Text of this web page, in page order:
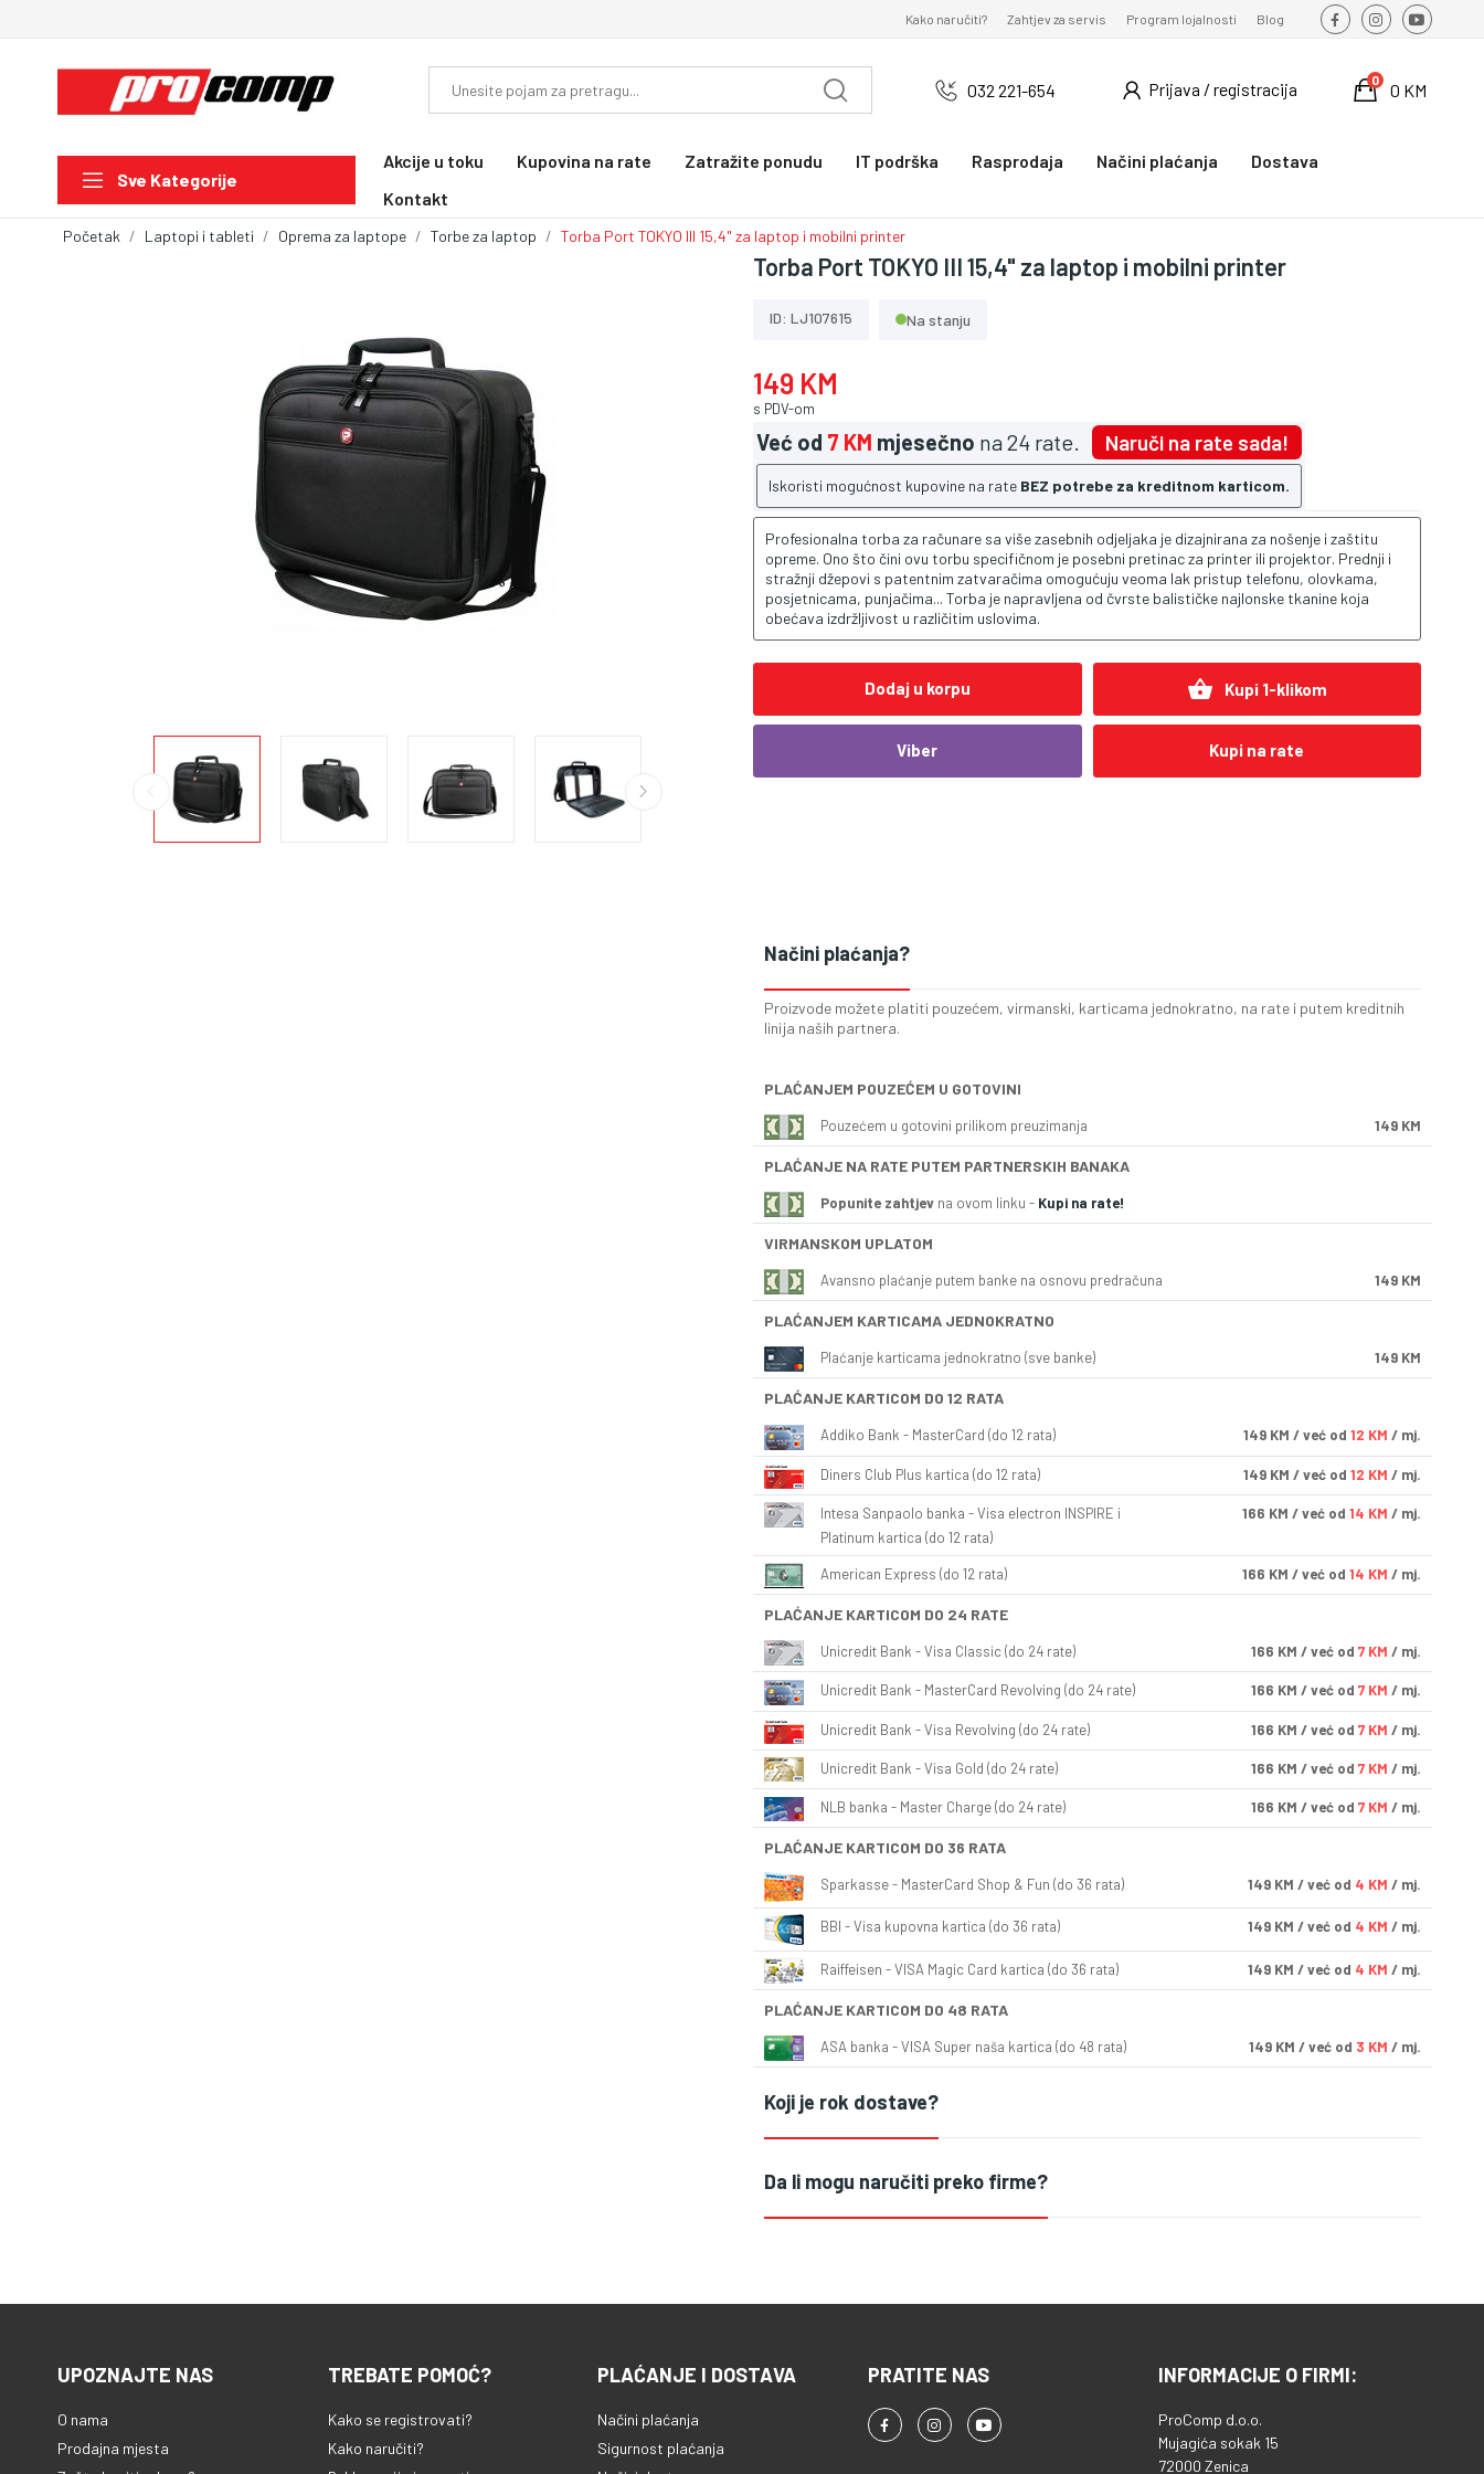
Kako naručiti? Zahtjev za servis Program lojalnosti Blog
032 221-654 Prijava / registracija 0 KM
0
Sve Kategorije
Akcije u toku Kupovina na rate Zatražite ponudu IT podrška Rasprodaja Načini plaćanja
Dostava
Kontakt
Početak Laptopi i tableti Oprema za laptope Torbe za laptop Torba Port TOKYO III 15,4" za laptop i mobilni printer
Torba Port TOKYO III 15,4" za laptop i mobilni printer
ID: LJ107615 Na stanju
149 KM
s PDV-om
Već od 7 KM mjesečno na 24 rate. Naruči na rate sada!
Iskoristi mogućnost kupovine na rate BEZ potrebe za kreditnom karticom.
Profesionalna torba za računare sa više zasebnih odjeljaka je dizajnirana za nošenje i zaštitu
opreme. Ono što čini ovu torbu specifičnom je posebni pretinac za printer ili projektor. Prednji i
stražnji džepovi s patentnim zatvaračima omogućuju veoma lak pristup telefonu, olovkama,
posjetnicama, punjačima... Torba je napravljena od čvrste balističke najlonske tkanine koja
obećava izdržljivost u različitim uslovima.
Dodaj u korpu shopping_basket Kupi 1-klikom
Viber Kupi na rate
Načini plaćanja?
Proizvode možete platiti pouzećem, virmanski, karticama jednokratno, na rate i putem kreditnih
linija naših partnera.
PLAĆANJEM POUZEĆEM U GOTOVINI
Pouzećem u gotovini prilikom preuzimanja 149 KM
PLAĆANJE NA RATE PUTEM PARTNERSKIH BANAKA
Popunite zahtjev na ovom linku - Kupi na rate!
VIRMANSKOM UPLATOM
Avansno plaćanje putem banke na osnovu predračuna 149 KM
PLAĆANJEM KARTICAMA JEDNOKRATNO
Plaćanje karticama jednokratno (sve banke) 149 KM
PLAĆANJE KARTICOM DO 12 RATA
Addiko Bank - MasterCard (do 12 rata) 149 KM / već od 12 KM / mj.
Diners Club Plus kartica (do 12 rata) 149 KM / već od 12 KM / mj.
Intesa Sanpaolo banka - Visa electron INSPIRE i
Platinum kartica (do 12 rata)
166 KM / već od 14 KM / mj.
American Express (do 12 rata) 166 KM / već od 14 KM / mj.
PLAĆANJE KARTICOM DO 24 RATE
Unicredit Bank - Visa Classic (do 24 rate) 166 KM / već od 7 KM / mj.
Unicredit Bank - MasterCard Revolving (do 24 rate) 166 KM / već od 7 KM / mj.
Unicredit Bank - Visa Revolving (do 24 rate) 166 KM / već od 7 KM / mj.
Unicredit Bank - Visa Gold (do 24 rate) 166 KM / već od 7 KM / mj.
NLB banka - Master Charge (do 24 rate) 166 KM / već od 7 KM / mj.
PLAĆANJE KARTICOM DO 36 RATA
Sparkasse - MasterCard Shop & Fun (do 36 rata) 149 KM / već od 4 KM / mj.
BBI - Visa kupovna kartica (do 36 rata) 149 KM / već od 4 KM / mj.
Raiffeisen - VISA Magic Card kartica (do 36 rata) 149 KM / već od 4 KM / mj.
PLAĆANJE KARTICOM DO 48 RATA
ASA banka - VISA Super naša kartica (do 48 rata) 149 KM / već od 3 KM / mj.
Koji je rok dostave?
Da li mogu naručiti preko firme?
UPOZNAJTE NAS
O nama
Prodajna mjesta
TREBATE POMOĆ?
Kako se registrovati?
Kako naručiti?
PLAĆANJE I DOSTAVA
Načini plaćanja
Sigurnost plaćanja
PRATITE NAS INFORMACIJE O FIRMI:
ProComp d.o.o.
Mujagića sokak 15
72000 Zenica